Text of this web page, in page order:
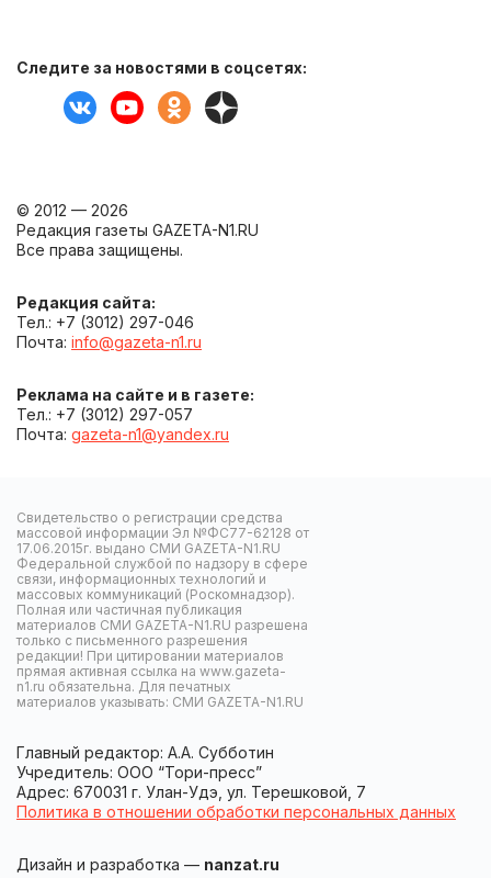
Следите за новостями в соцсетях:
© 2012 — 2026
Редакция газеты GAZETA-N1.RU
Все права защищены.
Редакция сайта:
Тел.: +7 (3012) 297-046
Почта: info@gazeta-n1.ru
Реклама на сайте и в газете:
Тел.: +7 (3012) 297-057
Почта: gazeta-n1@yandex.ru
Свидетельство о регистрации средства
массовой информации Эл №ФС77-62128 от
17.06.2015г. выдано СМИ GAZETA-N1.RU
Федеральной службой по надзору в сфере
связи, информационных технологий и
массовых коммуникаций (Роскомнадзор).
Полная или частичная публикация
материалов СМИ GAZETA-N1.RU разрешена
только с письменного разрешения
редакции! При цитировании материалов
прямая активная ссылка на www.gazeta-
n1.ru обязательна. Для печатных
материалов указывать: СМИ GAZETA-N1.RU
Главный редактор: А.А. Субботин
Учредитель: ООО “Тори-пресс”
Адрес: 670031 г. Улан-Удэ, ул. Терешковой, 7
Политика в отношении обработки персональных данных
Дизайн и разработка — nanzat.ru